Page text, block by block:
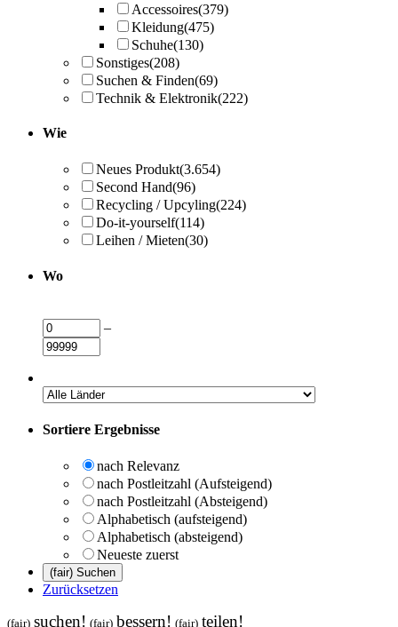
Accessoires(379)
Kleidung(475)
Schuhe(130)
Sonstiges(208)
Suchen & Finden(69)
Technik & Elektronik(222)
Wie
Neues Produkt(3.654)
Second Hand(96)
Recycling / Upcyling(224)
Do-it-yourself(114)
Leihen / Mieten(30)
Wo
–
Sortiere Ergebnisse
nach Relevanz
nach Postleitzahl (Aufsteigend)
nach Postleitzahl (Absteigend)
Alphabetisch (aufsteigend)
Alphabetisch (absteigend)
Neueste zuerst
Zurücksetzen
(fair) suchen! (fair) bessern! (fair) teilen!